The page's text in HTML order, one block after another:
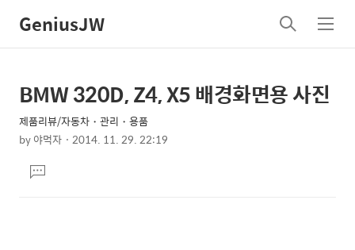
GeniusJW
검
색
메
뉴
상
세
컨
텐
츠
본
문
제
목
BMW 320D, Z4, X5 배경화면용 사진
제품리뷰/자동차・관리・용품
by야먹자 2014. 11. 29. 22:19
문댓
글